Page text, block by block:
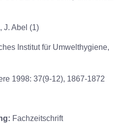
J. Abel (1)
Institut für Umwelthygiene,
1998: 37(9-12), 1867-1872
Fachzeitschrift